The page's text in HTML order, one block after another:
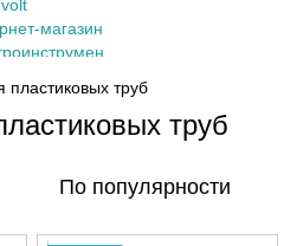
пластиковых труб
труб
По популярности